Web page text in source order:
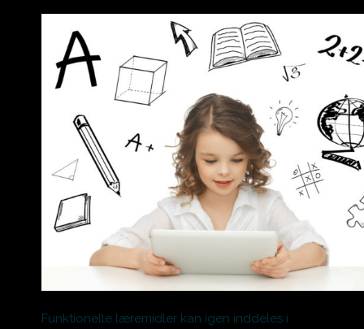
Funktionelle læremidler kan igen inddeles i